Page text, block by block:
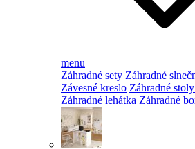
menu
Záhradné sety Záhradné
Závesné kreslo Záhradné
Záhradné lehátka Záhradné